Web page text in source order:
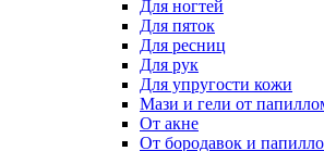
Для ногтей
Для пяток
Для ресниц
Для рук
Для упругости кожи
Мази и гели от
От акне
От бородавок и